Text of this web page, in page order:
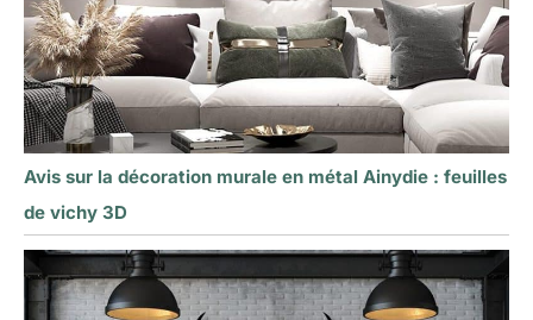
Avis sur la décoration murale en métal Ainydie : feuilles
de vichy 3D